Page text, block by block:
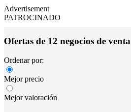
Advertisement
PATROCINADO
Ofertas de 12 negocios de venta
Ordenar por:
Mejor precio
Mejor valoración